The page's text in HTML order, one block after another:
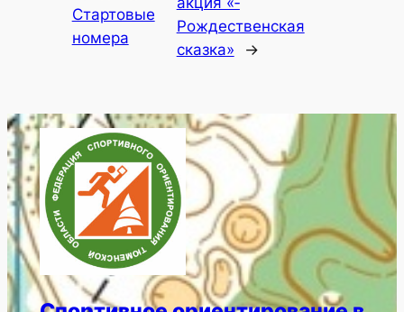
Стартовые
номера
Рождественская
ска­зка»
→